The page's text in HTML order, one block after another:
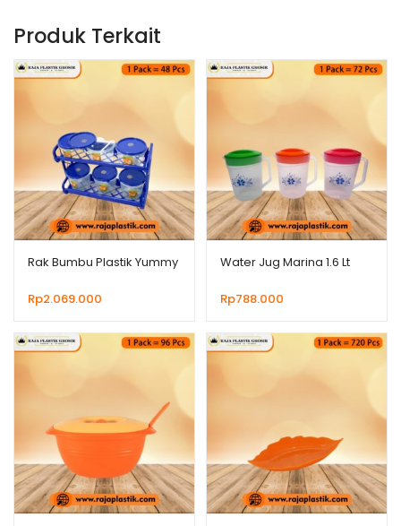
Produk Terkait
Rak Bumbu Plastik Yummy
Rp2.069.000
Water Jug Marina 1.6 Lt
Rp788.000